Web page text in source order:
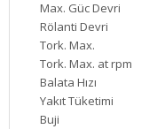
Max. Güc Devri
Rölanti Devri
Tork. Max.
Tork. Max. at rpm
Balata Hızı
Yakıt Tüketimi
Buji